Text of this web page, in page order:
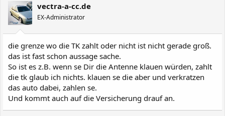
vectra-a-cc.de
EX-Administrator
die grenze wo die TK zahlt oder nicht ist nicht gerade groß.
das ist fast schon aussage sache.
So ist es z.B. wenn se Dir die Antenne klauen würden, zahlt
die tk glaub ich nichts. klauen se die aber und verkratzen
das auto dabei, zahlen se.
Und kommt auch auf die Versicherung drauf an.